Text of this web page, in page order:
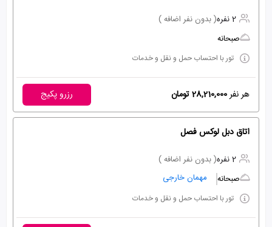
2 نفره
( بدون نفر اضافه )
صبحانه
تور با احتساب حمل و نقل و خدمات
هر نفر28,210,000 تومان رزرو پکیج
اتاق دبل لوکس فصل
2 نفره
( بدون نفر اضافه )
صبحانه
مهمان خارجی
تور با احتساب حمل و نقل و خدمات